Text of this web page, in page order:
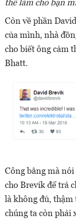
thể làm cho bạn
Còn về phần
của mình, nhà
cho biết ông cảm
Bhatt.
Công bằng mà
cho Brevik để trả
là không đủ,
chúng ta còn phải